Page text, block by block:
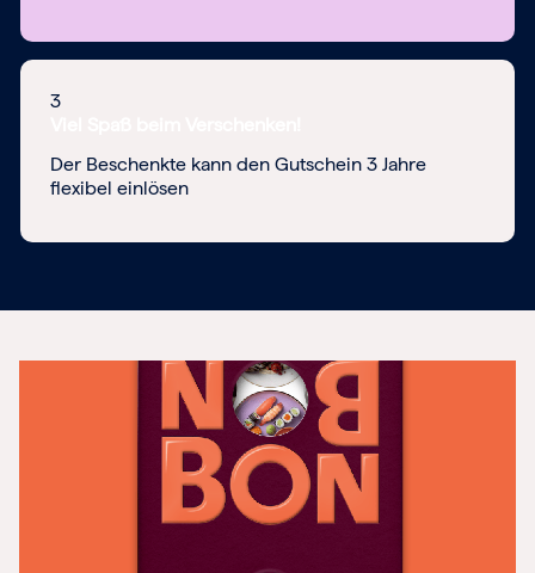
3
Der Beschenkte kann den Gutschein 3 Jahre
flexibel einlösen